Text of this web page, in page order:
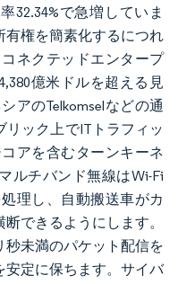
32.34%で急増していま
権を簡素化するにつれ
ネクテッドエンタープ
億米ドルを超える見
アのTelkomselなどの通
ック上でITトラフィッ
アを含むターンキーネ
ルチバンド無線はWi-Fi
理し、自動搬送車がカ
できるようにします。
秒未満のパケット配信を
定に保ちます。サイバ